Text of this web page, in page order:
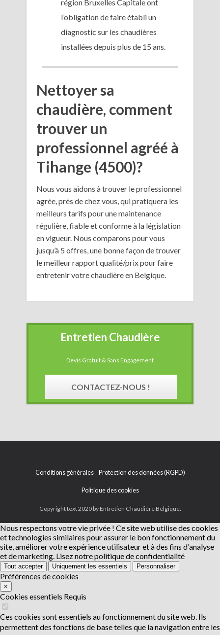
région Bruxelles Capitale ont
l’obligation de faire établi un
diagnostic sur les chaudières
installées depuis plus de 15 ans.
Nettoyer sa
chaudière, comment
trouver un
professionnel agréé à
Tihange (4500)?
Nous vous aidons à trouver le professionnel
agrée, près de chez vous, qui pratiquera les
meilleurs tarifs pour une maintenance
régulière, fiable et conforme à la législation
en vigueur. Nous comparons pour vous
jusqu’à 5 offres, une bonne façon de trouver
le meilleur rapport qualité/prix pour faire
entretenir votre chaudière en Belgique.
Entretien Chaudière
Devis Gratuit & Sans Engagement
CONTACTEZ-NOUS !
Conditions générales Protection des données (RGPD)
Politique des cookies
Copyright text 2020 by Entretien Chaudière Belgique.
Nous respectons votre vie privée ! Ce site web utilise des cookies
et technologies similaires pour assurer le bon fonctionnement du
site, améliorer votre expérience utilisateur et à des fins d'analyse
et de marketing. Lisez notre politique de confidentialité
Tout accepter Uniquement les essentiels Personnaliser
Préférences de cookies
×
Cookies essentiels Requis
Ces cookies sont essentiels au fonctionnement du site web. Ils
permettent des fonctions de base telles que la navigation entre les